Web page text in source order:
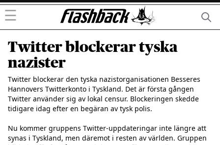
☰
Twitter blockerar tyska
nazister
Twitter blockerar den tyska nazistorganisationen Besseres
Hannovers Twitterkonto i Tyskland. Det är första gången
Twitter använder sig av lokal censur. Blockeringen skedde
tidigare idag efter en begäran av tysk polis.
Nu kommer gruppens Twitter-uppdateringar inte längre att
synas i Tyskland, men däremot i resten av världen. Gruppen